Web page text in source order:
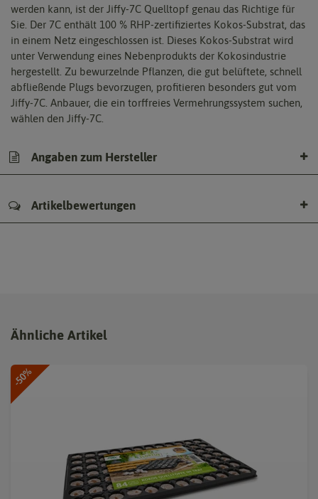
werden kann, ist der Jiffy-7C Quelltopf genau das Richtige für
Sie. Der 7C enthält 100 % RHP-zertifiziertes Kokos-Substrat, das
in einem Netz eingeschlossen ist. Dieses Kokos-Substrat wird
unter Verwendung eines Nebenprodukts der Kokosindustrie
hergestellt. Zu bewurzelnde Pflanzen, die gut belüftete, schnell
abfließende Plugs bevorzugen, profitieren besonders gut vom
Jiffy-7C. Anbauer, die ein torffreies Vermehrungssystem suchen,
wählen den Jiffy-7C.
Angaben zum Hersteller
Artikelbewertungen
Ähnliche Artikel
-50%